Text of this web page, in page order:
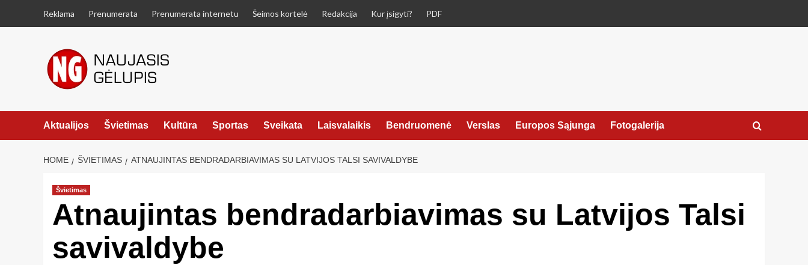
Reklama Prenumerata Prenumerata internetu Šeimos kortelė Redakcija Kur įsigyti? PDF
Aktualijos Švietimas Kultūra Sportas Sveikata Laisvalaikis Bendruomenė Verslas Europos Sąjunga Fotogalerija
HOME ŠVIETIMAS ATNAUJINTAS BENDRADARBIAVIMAS SU LATVIJOS TALSI SAVIVALDYBE
Švietimas
Atnaujintas bendradarbiavimas su Latvijos Talsi
savivaldybe